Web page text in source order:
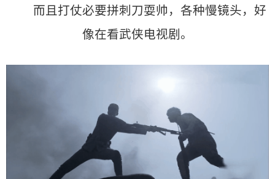
而且打仗必要拼刺刀耍帅，各种慢镜头，好
像在看武侠电视剧。